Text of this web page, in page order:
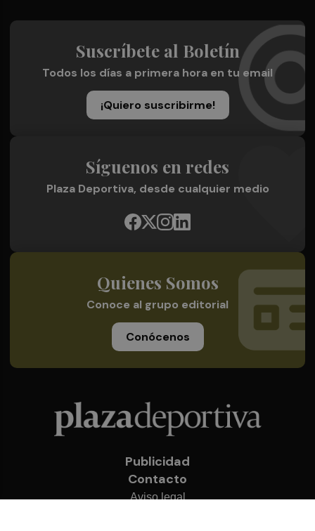
Suscríbete al Boletín
Todos los días a primera hora en tu email
¡Quiero suscribirme!
Síguenos en redes
Plaza Deportiva, desde cualquier medio
Quienes Somos
Conoce al grupo editorial
Conócenos
Publicidad
Contacto
Aviso legal